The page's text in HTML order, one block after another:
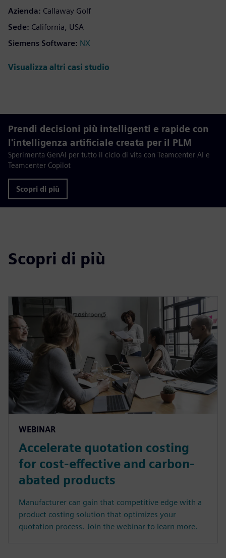
Azienda: Callaway Golf
Sede: California, USA
Siemens Software: NX
Visualizza altri casi studio
Prendi decisioni più intelligenti e rapide con
l'intelligenza artificiale creata per il PLM
Sperimenta GenAI per tutto il ciclo di vita con Teamcenter AI e
Teamcenter Copilot
Scopri di più
Scopri di più
WEBINAR
Accelerate quotation costing
for cost-effective and carbon-
abated products
Manufacturer can gain that competitive edge with a
product costing solution that optimizes your
quotation process. Join the webinar to learn more.